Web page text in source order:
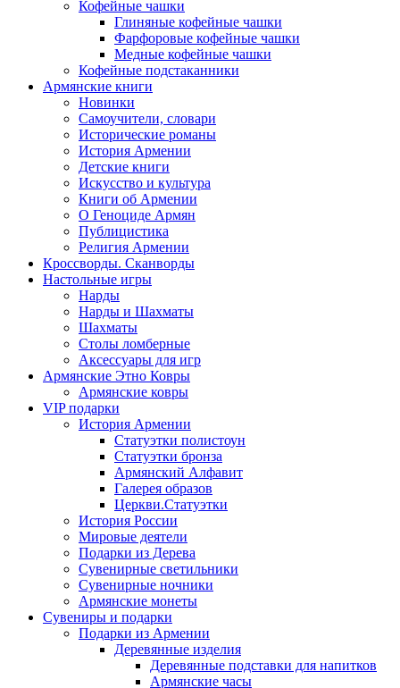
Кофейные чашки
Глиняные кофейные чашки
Фарфоровые кофейные чашки
Медные кофейные чашки
Кофейные подстаканники
Армянские книги
Новинки
Самоучители, словари
Исторические романы
История Армении
Детские книги
Иcкусство и культура
Книги об Армении
О Геноциде Армян
Публицистика
Религия Армении
Кроссворды. Сканворды
Настольные игры
Нарды
Нарды и Шахматы
Шахматы
Столы ломберные
Аксессуары для игр
Армянские Этно Ковры
Армянские ковры
VIP подарки
История Армении
Статуэтки полистоун
Статуэтки бронза
Армянский Алфавит
Галерея образов
Церкви.Статуэтки
История России
Мировые деятели
Подарки из Дерева
Сувенирные светильники
Сувенирные ночники
Армянские монеты
Сувениры и подарки
Подарки из Армении
Деревянные изделия
Деревянные подставки для напитков
Армянские часы